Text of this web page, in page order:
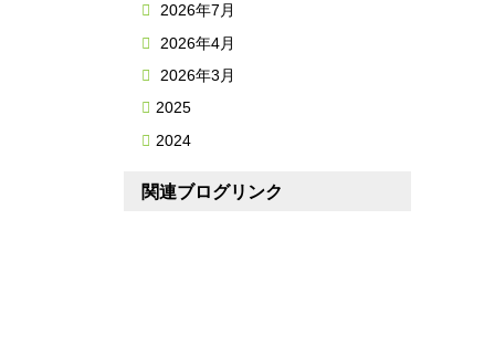
2026年7月
2026年4月
2026年3月
2025
2024
関連ブログリンク